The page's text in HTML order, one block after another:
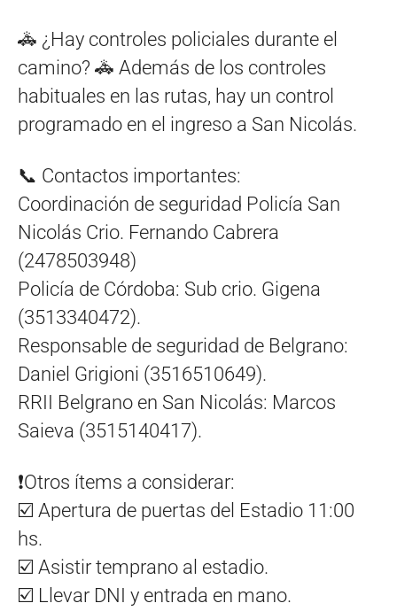
🚓 ¿Hay controles policiales durante el
camino? 🚓 Además de los controles
habituales en las rutas, hay un control
programado en el ingreso a San Nicolás.
📞 Contactos importantes:
Coordinación de seguridad Policía San
Nicolás Crio. Fernando Cabrera
(2478503948)
Policía de Córdoba: Sub crio. Gigena
(3513340472).
Responsable de seguridad de Belgrano:
Daniel Grigioni (3516510649).
RRII Belgrano en San Nicolás: Marcos
Saieva (3515140417).
❗Otros ítems a considerar:
☑️ Apertura de puertas del Estadio 11:00
hs.
☑️ Asistir temprano al estadio.
☑️ Llevar DNI y entrada en mano.